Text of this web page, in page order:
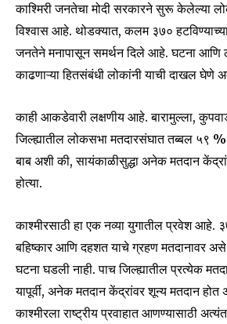
काश्मिरी जनतेचा मोदी सरकारने सुरू केलेल्या
विश्वास आहे. थोडक्यात, कलम ३७० हटविण्याच्या
जनतेने मनापासून समर्थन दिले आहे. घटना आणि
काढणाऱ्या हितसंबंधी लोकांनी याची दाखल
काही आकडेवारी लक्षणीय आहे. बारामुल्ला,
जिल्ह्यातील लोकसभा मतदारसंघात तब्बल ५९
बाब अशी की, सायंकाळीसुद्धा अनेक मतदान
होत्या.
काश्मीरसाठी हा एक नव्या युगातील प्रवेश
बहिष्कार आणि दहशत याचे ग्रहण मतदानावर
घटना घडली नाही. पाच जिल्ह्यातील प्रत्येक
यापूर्वी, अनेक मतदान केंद्रांवर शून्य मतदान होत
काश्मीरला राष्ट्रीय प्रवाहात आणण्यासाठी